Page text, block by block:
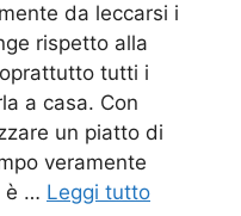
da leccarsi i
rispetto alla
tutti i
a casa. Con
un piatto di
veramente
è … Leggi tutto